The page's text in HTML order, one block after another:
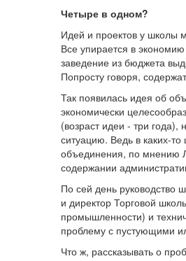
Четыре в одном?
Идей и проектов у школы
Все упирается в
заведение из бюджета
Попросту говоря,
Так появилась идея об
экономически
(возраст идеи - три
ситуацию. Ведь в каких-
объединения, по мнению
содержании
По сей день руководство
и директор Торговой
промышленности) и
проблему с пустующими
Что ж, рассказывать о